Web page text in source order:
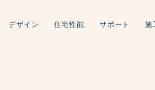
デザイン 住宅性能 サポート 施